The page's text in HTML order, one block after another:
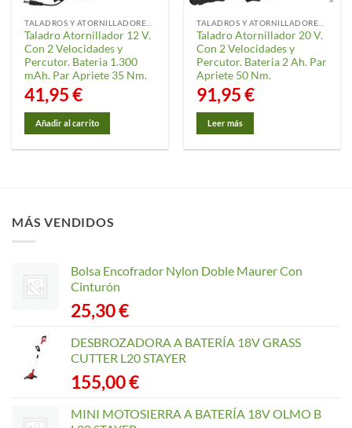
Taladro Atornillador 12 V.
Con 2 Velocidades y
Percutor. Bateria 1.300
mAh. Par Apriete 35 Nm.
41,95€
Añadir al carrito
Taladro Atornillador 20 V.
Con 2 Velocidades y
Percutor. Bateria 2 Ah. Par
Apriete 50 Nm.
91,95€
Leer más
MÁS VENDIDOS
Bolsa Encofrador Nylon Doble Maurer Con
Cinturón
25,30€
DESBROZADORA A BATERÍA 18V GRASS
CUTTER L20 STAYER
155,00€
MINI MOTOSIERRA A BATERÍA 18V OLMO B